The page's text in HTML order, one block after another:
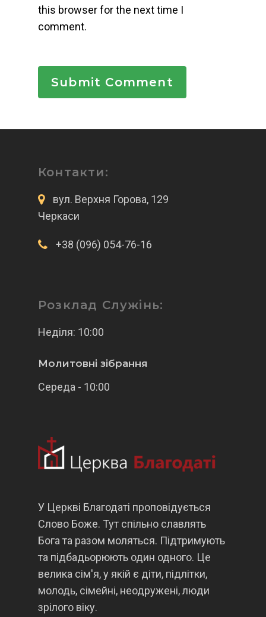
this browser for the next time I
comment.
Контакти:
вул. Верхня Горова, 129
Черкаси
+38 (096) 054-76-16
Розклад Служінь:
Неділя: 10:00
Молитовні зібрання
Середа - 10:00
У Церкві Благодаті проповідується
Слово Боже. Тут спільно славлять
Бога та разом моляться. Підтримують
та підбадьорюють один одного. Це
велика сім'я, у якій є діти, підлітки,
молодь, сімейні, неодружені, люди
зрілого віку.